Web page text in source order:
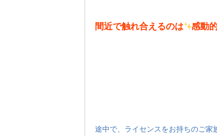
間近で触れ合えるのは 感動
途中で、ライセンスをお持ちのご家